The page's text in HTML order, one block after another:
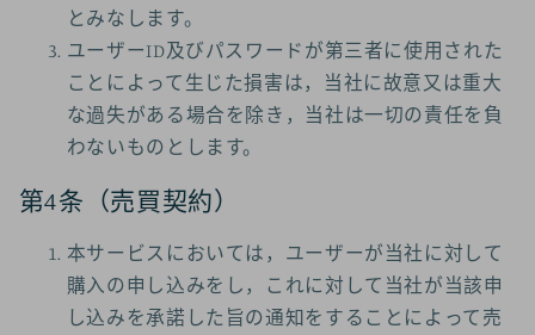
とみなします。
ユーザーID及びパスワードが第三者に使用された
ことによって生じた損害は，当社に故意又は重大
な過失がある場合を除き，当社は一切の責任を負
わないものとします。
第4条（売買契約）
本サービスにおいては，ユーザーが当社に対して
購入の申し込みをし，これに対して当社が当該申
し込みを承諾した旨の通知をすることによって売